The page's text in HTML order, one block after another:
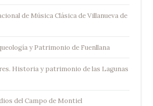
de Música Clásica de Villanueva de
y Patrimonio de Fuenllana
Historia y patrimonio de las Lagunas
del Campo de Montiel